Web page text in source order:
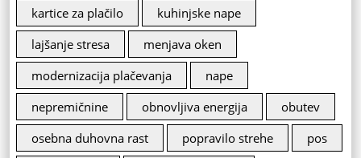
kartice za plačilo
kuhinjske nape
lajšanje stresa
menjava oken
modernizacija plačevanja
nape
nepremičnine
obnovljiva energija
obutev
osebna duhovna rast
popravilo strehe
pos